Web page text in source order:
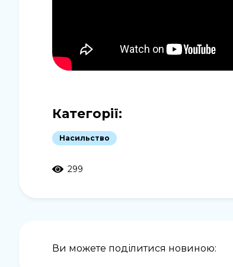
Категорії:
Насильство
299
Ви можете поділитися новиною: